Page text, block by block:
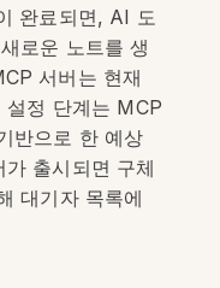
완료되면, AI 도
로운 노트를 생
서버는 현재
설정 단계는 MCP
반으로 한 예상
출시되면 구체
대기자 목록에